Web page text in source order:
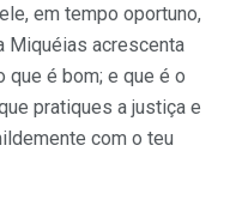
em tempo oportuno,
Miquéias acrescenta
que é bom; e que é o
pratiques a justiça e
com o teu